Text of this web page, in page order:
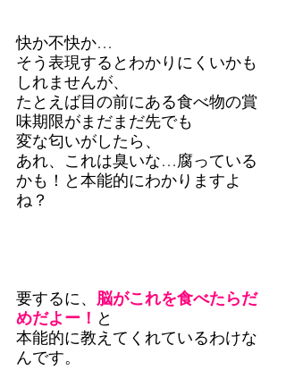
快か不快か…
そう表現するとわかりにくいかも
しれませんが、
たとえば目の前にある食べ物の賞
味期限がまだまだ先でも
変な匂いがしたら、
あれ、これは臭いな…腐っている
かも！と本能的にわかりますよ
ね？
要するに、 脳がこれを食べたらだ
めだよー！ と
本能的に教えてくれているわけな
んです。